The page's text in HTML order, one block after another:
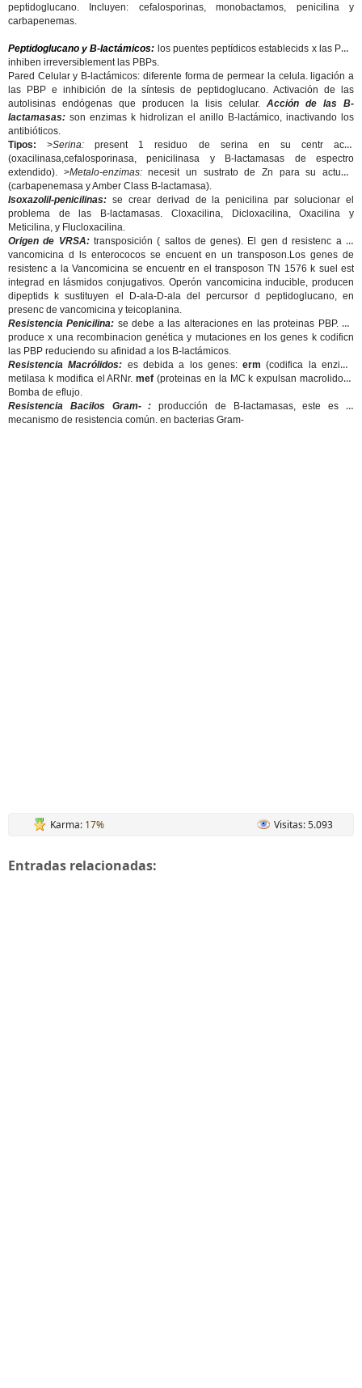
peptidoglucano. Incluyen: cefalosporinas, monobactamos, penicilina y
carbapenemas.
Peptidoglucano y B-lactámicos: los puentes peptídicos establecids x las PBP
inhiben irreversiblement las PBPs.
Pared Celular y B-lactámicos: diferente forma de permear la celula. ligación a
las PBP e inhibición de la síntesis de peptidoglucano. Activación de las
autolisinas endógenas que producen la lisis celular. Acción de las B-
lactamasas: son enzimas k hidrolizan el anillo B-lactámico, inactivando los
antibióticos.
Tipos: >Serina:present 1 residuo de serina en su centr activ
(oxacilinasa,cefalosporinasa, penicilinasa y B-lactamasas de espectro
extendido). >Metalo-enzimas:necesit un sustrato de Zn para su actuaci
(carbapenemasa y Amber Class B-lactamasa).
Isoxazolil-penicilinas: se crear derivad de la penicilina par solucionar el
problema de las B-lactamasas. Cloxacilina, Dicloxacilina, Oxacilina y
Meticilina, y Flucloxacilina.
Origen de VRSA:transposición ( saltos de genes). El gen d resistenc a la
vancomicina d ls enterococos se encuent en un transposon.Los genes de
resistenc a la Vancomicina se encuentr en el transposon TN 1576 k suel est
integrad en lásmidos conjugativos. Operón vancomicina inducible, producen
dipeptids k sustituyen el D-ala-D-ala del percursor d peptidoglucano, en
presenc de vancomicina y teicoplanina.
Resistencia Penicilina: se debe a las alteraciones en las proteinas PBP. Se
produce x una recombinacion genética y mutaciones en los genes k codificn
las PBP reduciendo su afinidad a los B-lactámicos.
Resistencia Macrólidos: es debida a los genes:erm (codifica la enzima
metilasa k modifica el ARNr.mef(proteinas en la MC k expulsan macrolidos.)
Bomba de eflujo.
Resistencia Bacilos Gram- : producción de B-lactamasas, este es el
mecanismo de resistencia común. en bacterias Gram-
Karma: 17% Visitas: 5.093
Entradas relacionadas: